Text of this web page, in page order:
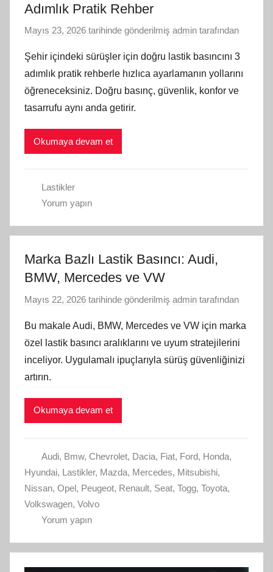
Adımlık Pratik Rehber
Mayıs 23, 2026 tarihinde gönderilmiş admin tarafından
Şehir içindeki sürüşler için doğru lastik basıncını 3
adımlık pratik rehberle hızlıca ayarlamanın yollarını
öğreneceksiniz. Doğru basınç, güvenlik, konfor ve
tasarrufu aynı anda getirir.
Okumaya devam et
Lastikler
Yorum yapın
Marka Bazlı Lastik Basıncı: Audi,
BMW, Mercedes ve VW
Mayıs 22, 2026 tarihinde gönderilmiş admin tarafından
Bu makale Audi, BMW, Mercedes ve VW için marka
özel lastik basıncı aralıklarını ve uyum stratejilerini
inceliyor. Uygulamalı ipuçlarıyla sürüş güvenliğinizi
artırın.
Okumaya devam et
Audi, Bmw, Chevrolet, Dacia, Fiat, Ford, Honda,
Hyundai, Lastikler, Mazda, Mercedes, Mitsubishi,
Nissan, Opel, Peugeot, Renault, Seat, Togg, Toyota,
Volkswagen, Volvo
Yorum yapın